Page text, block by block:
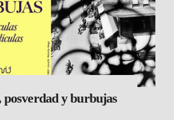
posverdad y burbujas